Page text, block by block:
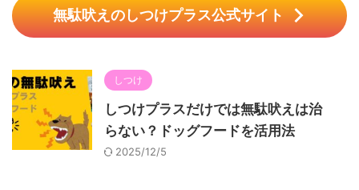
無駄吠えのしつけプラス公式サイト
しつけ
しつけプラスだけでは無駄吠えは治
らない？ドッグフードを活用法
2025/12/5